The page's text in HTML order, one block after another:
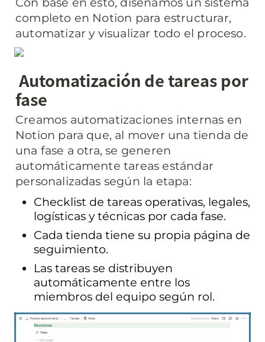
completo en Notion para estructurar,
automatizar y visualizar todo el proceso.
Automatización de tareas por
fase
Creamos automatizaciones internas en
Notion para que, al mover una tienda de
una fase a otra, se generen
automáticamente tareas estándar
personalizadas según la etapa:
Checklist de tareas operativas, legales,
logísticas y técnicas por cada fase.
Cada tienda tiene su propia página de
seguimiento.
Las tareas se distribuyen
automáticamente entre los
miembros del equipo según rol.